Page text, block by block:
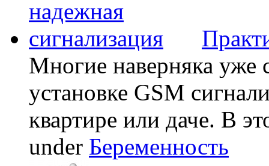
Многие наверняка уже
установке GSM
квартире или даче. В
under Беременность